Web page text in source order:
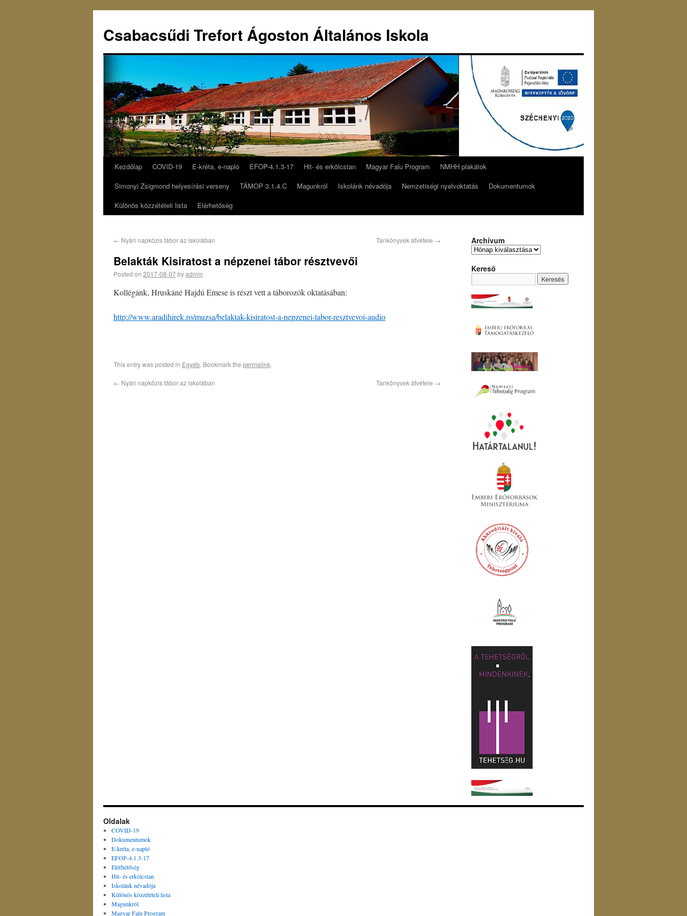
Csabacsűdi Trefort Ágoston Általános Iskola
Kezdőlap COVID-19 E-kréta, e-napló EFOP-4.1.3-17 Hit- és erkölcstan Magyar Falu Program
NMHH plakátok
Simonyi Zsigmond helyesírási verseny
TÁMOP 3.1.4.C Magunkról Iskolánk névadója Nemzetiségi nyelvoktatás
Dokumentumok
Különös közzétételi lista
Elérhetőség
← Nyári napközis tábor az iskolában Tankönyvek átvétele →
Belakták Kisiratost a népzenei tábor résztvevői
Posted on 2017-08-07byadmin
Kollégánk, Hruskáné Hajdú Emese is részt vett a táborozók oktatásában:
http://www.aradihirek.ro/muzsa/belaktak-kisiratost-a-nepzenei-tabor-resztvevoi-audio
This entry was posted in Egyéb. Bookmark the permalink.
← Nyári napközis tábor az iskolában Tankönyvek átvétele →
Archívum
Kereső
Oldalak
COVID-19
Dokumentumok
E-kréta, e-napló
EFOP-4.1.3-17
Elérhetőség
Hit- és erkölcstan
Iskolánk névadója
Különös közzétételi lista
Magunkról
Magyar Falu Program